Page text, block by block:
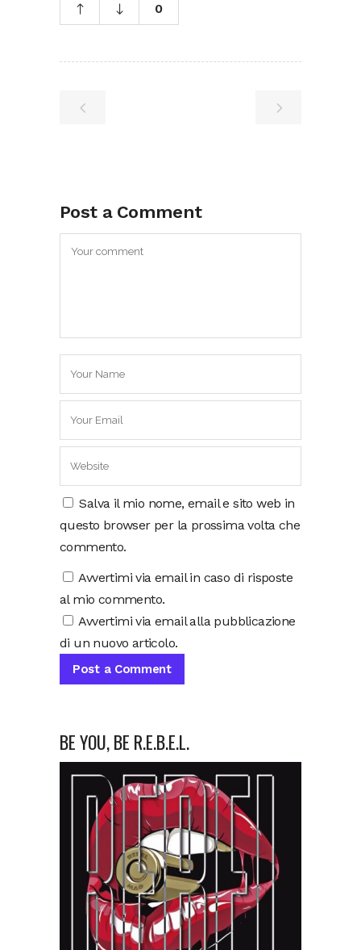
0
Post a Comment
Salva il mio nome, email e sito web in
questo browser per la prossima volta che
commento.
Avvertimi via email in caso di risposte
al mio commento.
Avvertimi via email alla pubblicazione
di un nuovo articolo.
BE YOU, BE R.E.B.E.L.